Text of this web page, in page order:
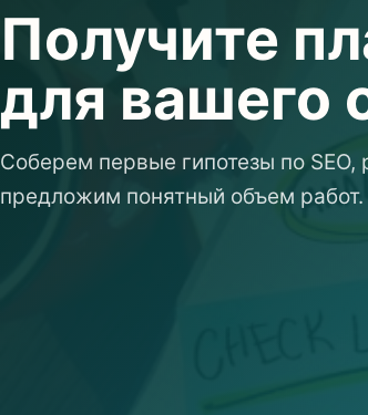
Получите
для вашего
Соберем первые гипотезы по SEO,
предложим понятный объем работ.